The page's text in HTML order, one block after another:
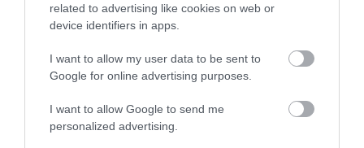
related to advertising like cookies on web or
device identifiers in apps.
I want to allow my user data to be sent to
Google for online advertising purposes.
I want to allow Google to send me
personalized advertising.